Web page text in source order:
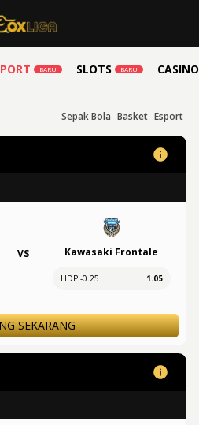
BARU SLOTS BARU CASINO
Sepak Bola Basket Esport
VS Kawasaki Frontale
HDP -0.25 1.05
SEKARANG